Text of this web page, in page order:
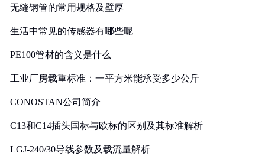
无缝钢管的常用规格及壁厚
生活中常见的传感器有哪些呢
PE100管材的含义是什么
工业厂房载重标准：一平方米能承受多少公斤
CONOSTAN公司简介
C13和C14插头国标与欧标的区别及其标准解析
LGJ-240/30导线参数及载流量解析